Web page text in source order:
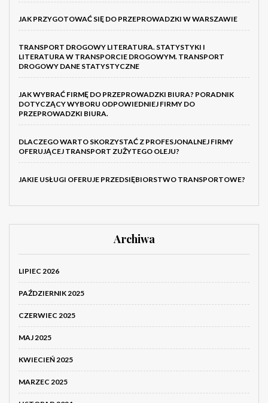
JAK PRZYGOTOWAĆ SIĘ DO PRZEPROWADZKI W WARSZAWIE
TRANSPORT DROGOWY LITERATURA. STATYSTYKI I
LITERATURA W TRANSPORCIE DROGOWYM. TRANSPORT
DROGOWY DANE STATYSTYCZNE
JAK WYBRAĆ FIRMĘ DO PRZEPROWADZKI BIURA? PORADNIK
DOTYCZĄCY WYBORU ODPOWIEDNIEJ FIRMY DO
PRZEPROWADZKI BIURA.
DLACZEGO WARTO SKORZYSTAĆ Z PROFESJONALNEJ FIRMY
OFERUJĄCEJ TRANSPORT ZUŻYTEGO OLEJU?
JAKIE USŁUGI OFERUJE PRZEDSIĘBIORSTWO TRANSPORTOWE?
Archiwa
LIPIEC 2026
PAŹDZIERNIK 2025
CZERWIEC 2025
MAJ 2025
KWIECIEŃ 2025
MARZEC 2025